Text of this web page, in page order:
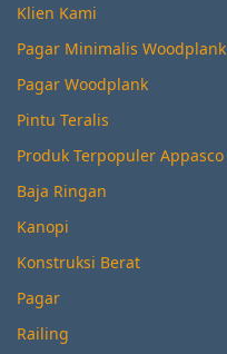
Klien Kami
Pagar Minimalis Woodplank
Pagar Woodplank
Pintu Teralis
Produk Terpopuler Appasco
Baja Ringan
Kanopi
Konstruksi Berat
Pagar
Railing